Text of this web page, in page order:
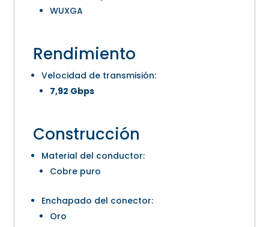
WUXGA
Rendimiento
Velocidad de transmisión:
7,92 Gbps
Construcción
Material del conductor:
Cobre puro
Enchapado del conector:
Oro